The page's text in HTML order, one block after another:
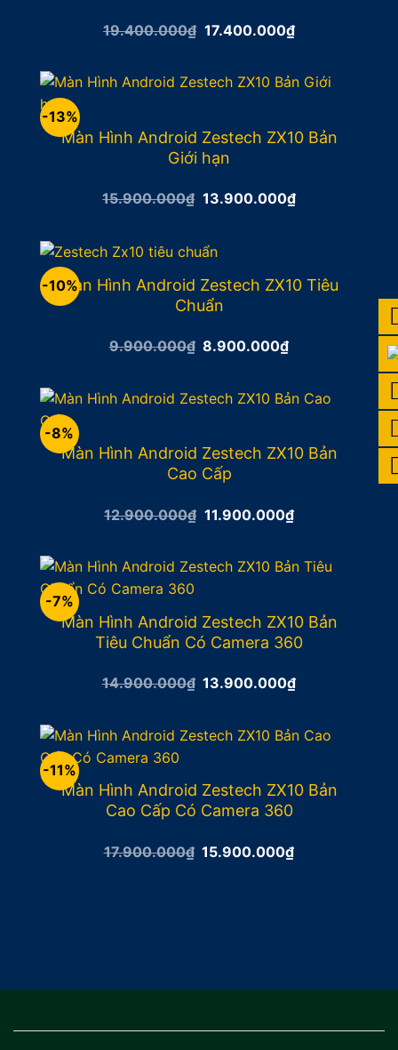
19.400.000₫ Giá
19.400.000₫.
17.400.000₫Giá
hiện
17.400.000₫.
-13%
Màn Hình Android Zestech ZX10 Bản
Giới hạn
15.900.000₫ Giá
15.900.000₫.
13.900.000₫Giá
hiện
-10%Màn Hình Android Zestech ZX10 Tiêu
Chuẩn
9.900.000₫ Giá
8.900.000₫Giá
8.900.000₫.
-8%
Màn Hình Android Zestech ZX10 Bản
Cao Cấp
12.900.000₫ Giá
12.900.000₫.
11.900.000₫Giá
hiện
11.900.000₫.
-7%
Màn Hình Android Zestech ZX10 Bản
Tiêu Chuẩn Có Camera 360
14.900.000₫ Giá
14.900.000₫.
13.900.000₫Giá
13.900.000₫.
-11%
Màn Hình Android Zestech ZX10 Bản
Cao Cấp Có Camera 360
17.900.000₫ Giá
15.900.000₫Giá